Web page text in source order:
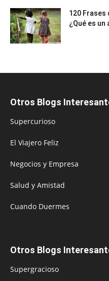
120 Frases
¿Qué es un
Otros Blogs
Supercurioso
El Viajero Feliz
Negocios y Empresa
Salud y Amistad
Cuando Duermes
Otros Blogs
Supergracioso